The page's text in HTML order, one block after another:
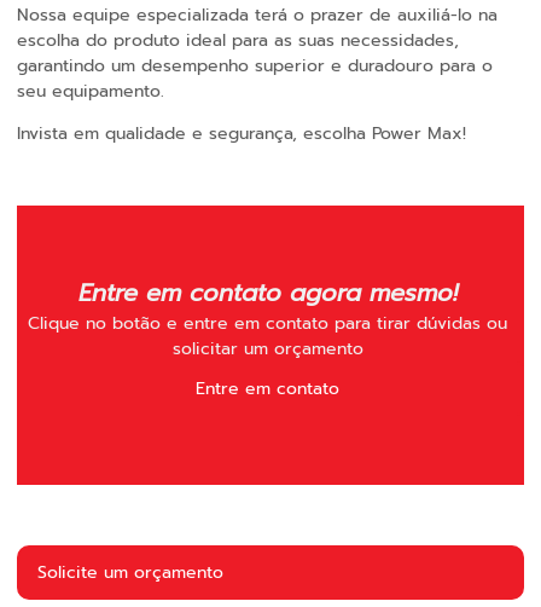
Nossa equipe especializada terá o prazer de auxiliá-lo na
escolha do produto ideal para as suas necessidades,
garantindo um desempenho superior e duradouro para o
seu equipamento.
Invista em qualidade e segurança, escolha Power Max!
Entre em contato agora mesmo!
Clique no botão e entre em contato para tirar dúvidas ou
solicitar um orçamento
Entre em contato
Solicite um orçamento